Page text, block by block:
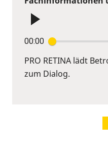
00:00
PRO RETINA lädt
zum Dialog.